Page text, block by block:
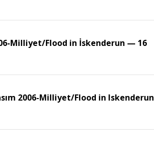
Milliyet/Flood in İskenderun — 16
2006-Milliyet/Flood in Iskenderun